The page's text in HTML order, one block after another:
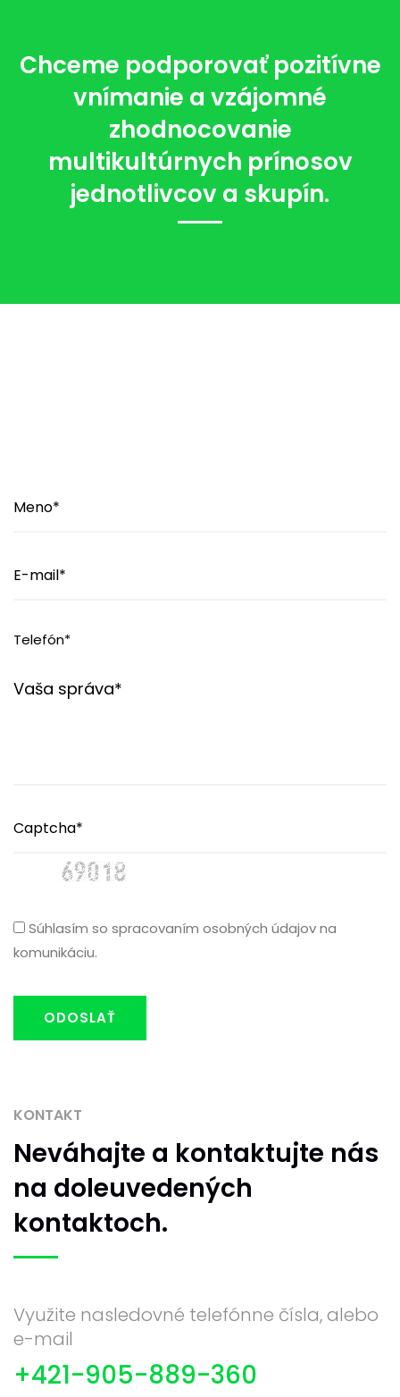
Chceme podporovať pozitívne
vnímanie a vzájomné
zhodnocovanie
multikultúrnych prínosov
jednotlivcov a skupín.
Súhlasím so spracovaním osobných údajov na
komunikáciu.
ODOSLAŤ
KONTAKT
Neváhajte a kontaktujte nás
na doleuvedených
kontaktoch.
Využite nasledovné telefónne čísla, alebo
e-mail
+421-905-889-360